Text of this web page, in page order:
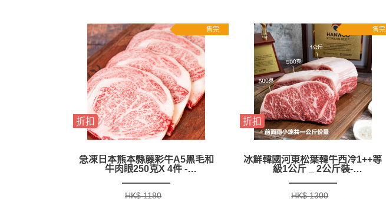
售完
折扣
急凍日本熊本縣藤彩牛A5黑毛和
牛肉眼250克X 4件 -
HK$ 1180
售完
折扣
冰鮮韓國河東松葉韓牛西冷1++等
級1公斤 _ 2公斤裝-
HK$ 1300